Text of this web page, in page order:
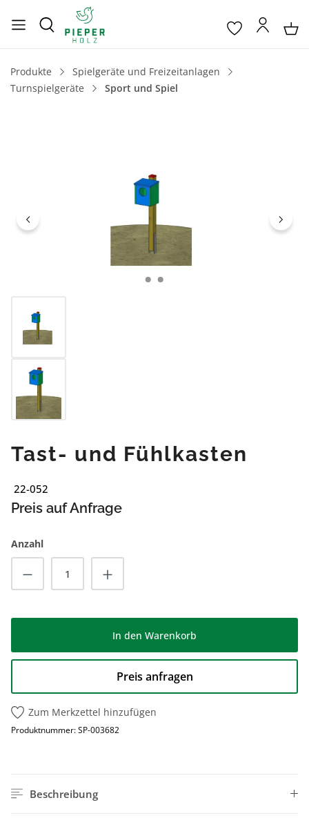
Produkte
Spielgeräte und Freizeitanlagen
Turnspielgeräte
Sport und Spiel
Tast- und Fühlkasten
22-052
Preis auf Anfrage
Anzahl
Produkt Anzahl: Gib den gewünschten
In den Warenkorb
Preis anfragen
Zum Merkzettel hinzufügen
Produktnummer:SP-003682
Beschreibung